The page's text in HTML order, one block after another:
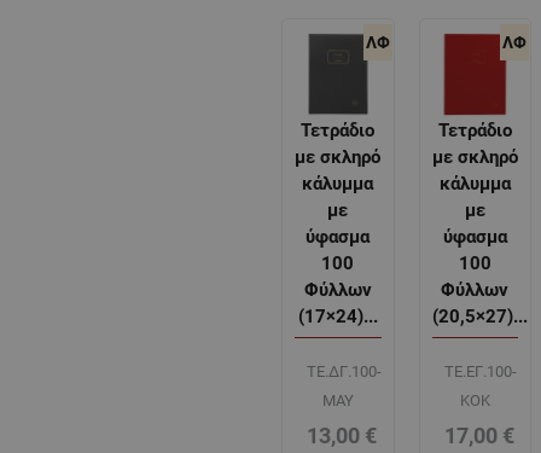
Τετράδιο
με σκληρό
κάλυμμα
με
ύφασμα
100
Φύλλων
(17×24)...
ΤΕ.ΔΓ.100-
ΜΑΥ
13,00 €
ΛΦ
Τετράδιο
με σκληρό
κάλυμμα
με
ύφασμα
100
Φύλλων
(20,5×27)...
ΤΕ.ΕΓ.100-
ΚΟΚ
17,00 €
ΛΦ